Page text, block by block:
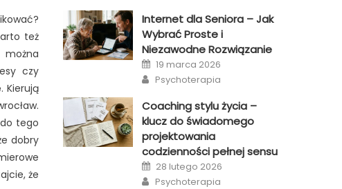
też
czy
Kierują
tego
dobry
że
Internet dla Seniora – Jak
Wybrać Proste i
Niezawodne Rozwiązanie
Posted
on
19 marca 2026
Author
Psychoterapia
Coaching stylu życia –
klucz do świadomego
projektowania
codzienności pełnej sensu
Posted
on
28 lutego 2026
Author
Psychoterapia